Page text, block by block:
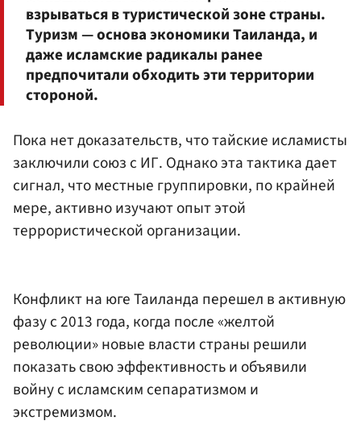
взрываться в туристической зоне страны.
Туризм — основа экономики Таиланда, и
даже исламские радикалы ранее
предпочитали обходить эти территории
стороной.
Пока нет доказательств, что тайские исламисты
заключили союз с ИГ. Однако эта тактика дает
сигнал, что местные группировки, по крайней
мере, активно изучают опыт этой
террористической организации.
Конфликт на юге Таиланда перешел в активную
фазу с 2013 года, когда после «желтой
революции» новые власти страны решили
показать свою эффективность и объявили
войну с исламским сепаратизмом и
экстремизмом.